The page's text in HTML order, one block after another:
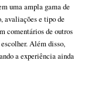
uma ampla gama de
avaliações e tipo de
comentários de outros
Além disso,
a experiência ainda